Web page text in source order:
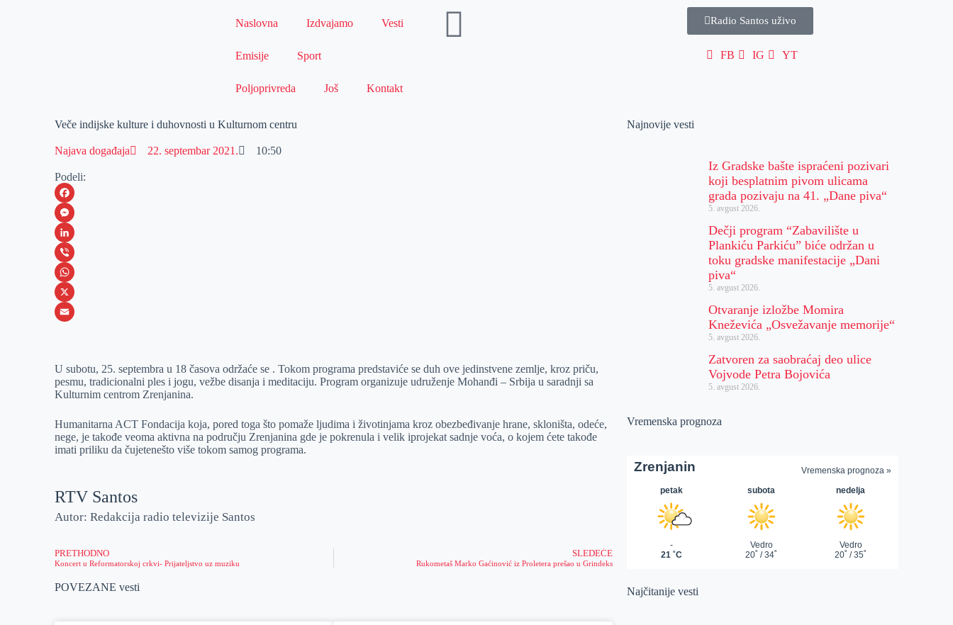
Naslovna Izdvajamo Vesti
Emisije Sport
Poljoprivreda Još Kontakt
Radio Santos uživo
FB IG YT
Veče indijske kulture i duhovnosti u Kulturnom centru
Najava događaja 22. septembar 2021. 10:50
Podeli:
F
a
c
e
b
o
M
e
s
s
e
e
r
L
i
n
k
I
n
V
i
b
W
h
s
A
p
X
a
i
U subotu, 25. septembra u 18 časova održaće se . Tokom programa predstaviće se duh ove jedinstvene zemlje, kroz priču,
pesmu, tradicionalni ples i jogu, vežbe disanja i meditaciju. Program organizuje udruženje Mohanđi – Srbija u saradnji sa
Kulturnim centrom Zrenjanina.
Humanitarna ACT Fondacija koja, pored toga što pomaže ljudima i životinjama kroz obezbeđivanje hrane, skloništa, odeće,
nege, je takođe veoma aktivna na području Zrenjanina gde je pokrenula i velik iprojekat sadnje voća, o kojem ćete takođe
imati priliku da čujetenešto više tokom samog programa.
RTV Santos
Autor: Redakcija radio televizije Santos
PRETHODNO
Koncert u Reformatorskoj crkvi- Prijateljstvo uz muziku
SLEDEĆE
Rukometaš Marko Gaćinović iz Proletera prešao u Grindeks
POVEZANE vesti
Najnovije vesti
Iz Gradske bašte ispraćeni pozivari
koji besplatnim pivom ulicama
grada pozivaju na 41. „Dane piva“
5. avgust 2026.
Dečji program “Zabavilište u
Plankiću Parkiću” biće održan u
toku gradske manifestacije „Dani
piva“
5. avgust 2026.
Otvaranje izložbe Momira
Kneževića „Osvežavanje memorije“
5. avgust 2026.
Zatvoren za saobraćaj deo ulice
Vojvode Petra Bojovića
5. avgust 2026.
Vremenska prognoza
Najčitanije vesti